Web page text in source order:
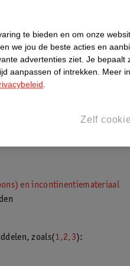
is het belangrijk om
je een overzicht van
en incontinentiemateriaal
zoals(1,2,3):
te bieden en om onze
we jou de beste acties en
advertenties ziet. Je bepaalt
aanpassen of intrekken. Meer
.
Zelf